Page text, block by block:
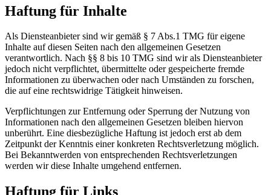
Haftung für Inhalte
Als Diensteanbieter sind wir gemäß § 7 Abs.1 TMG für eigene
Inhalte auf diesen Seiten nach den allgemeinen Gesetzen
verantwortlich. Nach §§ 8 bis 10 TMG sind wir als Diensteanbieter
jedoch nicht verpflichtet, übermittelte oder gespeicherte fremde
Informationen zu überwachen oder nach Umständen zu forschen,
die auf eine rechtswidrige Tätigkeit hinweisen.
Verpflichtungen zur Entfernung oder Sperrung der Nutzung von
Informationen nach den allgemeinen Gesetzen bleiben hiervon
unberührt. Eine diesbezügliche Haftung ist jedoch erst ab dem
Zeitpunkt der Kenntnis einer konkreten Rechtsverletzung möglich.
Bei Bekanntwerden von entsprechenden Rechtsverletzungen
werden wir diese Inhalte umgehend entfernen.
Haftung für Links